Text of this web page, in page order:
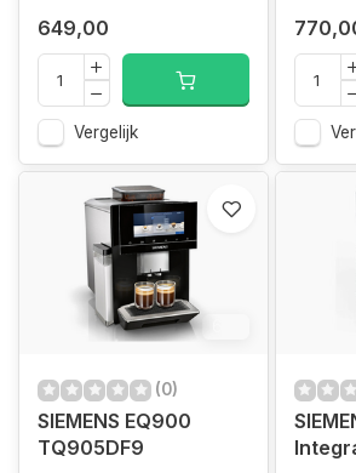
649,00
Vergelijk
(0)
SIEMENS EQ900
TQ905DF9